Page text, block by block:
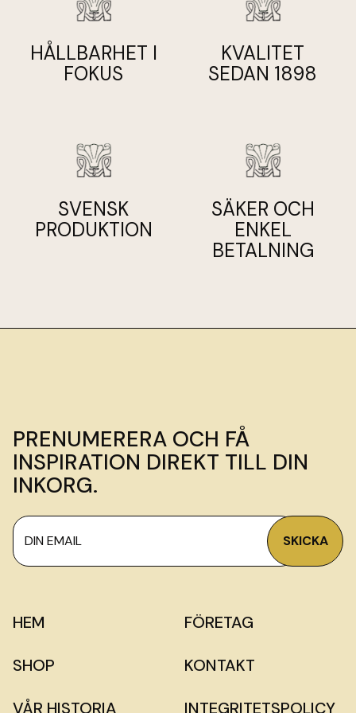
oanvänd och i originalförpackning. Returkostnader står
HÅLLBARHET I
FOKUS
KVALITET
SEDAN 1898
SVENSK
PRODUKTION
SÄKER OCH
ENKEL
BETALNING
PRENUMERERA OCH FÅ
INSPIRATION DIREKT TILL DIN
INKORG.
HEM
SHOP
VÅR HISTORIA
FÖRETAG
KONTAKT
INTEGRITETSPOLICY